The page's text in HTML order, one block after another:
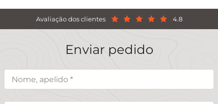
Avaliação dos clientes 4.8
Enviar pedido